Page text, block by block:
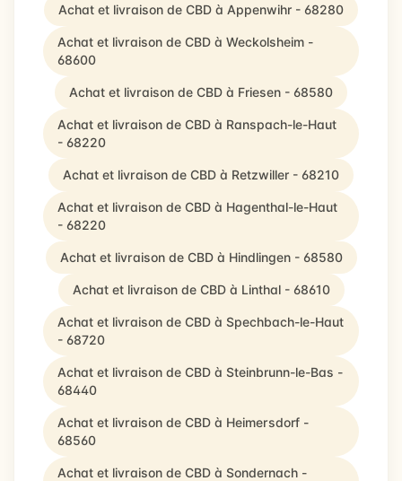
Achat et livraison de CBD à Appenwihr - 68280
Achat et livraison de CBD à Weckolsheim -
68600
Achat et livraison de CBD à Friesen - 68580
Achat et livraison de CBD à Ranspach-le-Haut
- 68220
Achat et livraison de CBD à Retzwiller - 68210
Achat et livraison de CBD à Hagenthal-le-Haut
- 68220
Achat et livraison de CBD à Hindlingen - 68580
Achat et livraison de CBD à Linthal - 68610
Achat et livraison de CBD à Spechbach-le-Haut
- 68720
Achat et livraison de CBD à Steinbrunn-le-Bas -
68440
Achat et livraison de CBD à Heimersdorf -
68560
Achat et livraison de CBD à Sondernach -